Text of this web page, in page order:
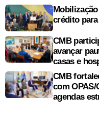
crédito
CMB
avançar
casas e
CMB
com OPAS/
agendas